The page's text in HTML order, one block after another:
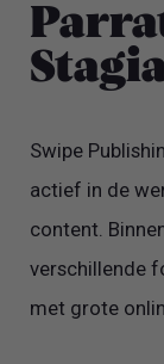
Swipe
actief in de
content.
verschillende
met grote